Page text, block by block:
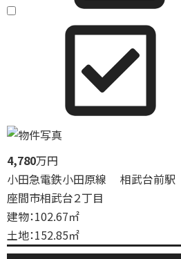
4,780万円
小田急電鉄小田原線 相武台前駅
座間市相武台２丁目
建物：102.67㎡
土地：152.85㎡